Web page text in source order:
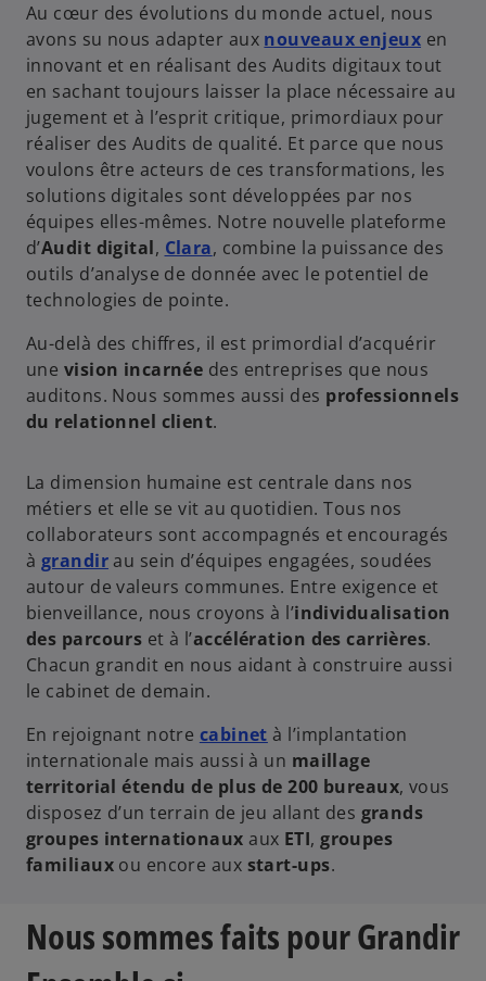
Au cœur des évolutions du monde actuel, nous
avons su nous adapter aux nouveaux enjeux en
innovant et en réalisant des Audits digitaux tout
en sachant toujours laisser la place nécessaire au
jugement et à l’esprit critique, primordiaux pour
réaliser des Audits de qualité. Et parce que nous
voulons être acteurs de ces transformations, les
solutions digitales sont développées par nos
équipes elles-mêmes. Notre nouvelle plateforme
d’Audit digital, Claras
’
o
v
r
e
d
n
s
u
n
n
o
u
v
o
n
g
l
e
t
, combine la puissance des
outils d’analyse de donnée avec le potentiel de
technologies de pointe.
Au-delà des chiffres, il est primordial d’acquérir
une vision incarnée des entreprises que nous
auditons. Nous sommes aussi des professionnels
du relationnel client.
La dimension humaine est centrale dans nos
métiers et elle se vit au quotidien. Tous nos
collaborateurs sont accompagnés et encouragés
à grandir au sein d’équipes engagées, soudées
autour de valeurs communes. Entre exigence et
bienveillance, nous croyons à l’individualisation
des parcours et à l’accélération des carrières.
Chacun grandit en nous aidant à construire aussi
le cabinet de demain.
En rejoignant notre cabinet à l’implantation
internationale mais aussi à un maillage
territorial étendu de plus de 200 bureaux, vous
disposez d’un terrain de jeu allant des grands
groupes internationaux aux ETI, groupes
familiauxou encore aux start-ups.
Nous sommes faits pour Grandir